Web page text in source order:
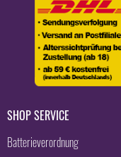
SHOP SERVICE
Batterieverordnung